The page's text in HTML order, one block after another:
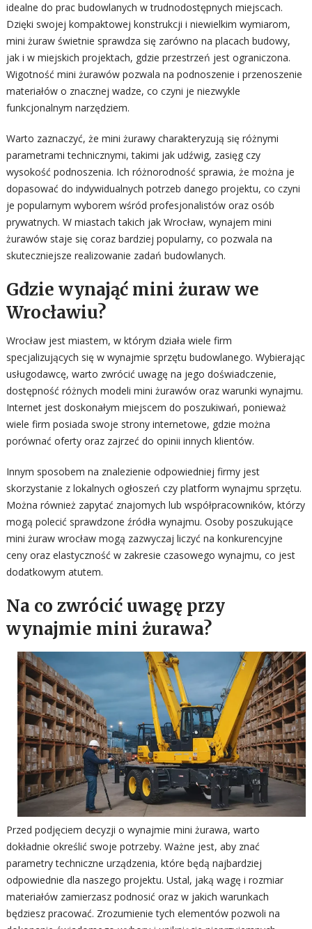
idealne do prac budowlanych w trudnodostępnych miejscach.
Dzięki swojej kompaktowej konstrukcji i niewielkim wymiarom,
mini żuraw świetnie sprawdza się zarówno na placach budowy,
jak i w miejskich projektach, gdzie przestrzeń jest ograniczona.
Wigotność mini żurawów pozwala na podnoszenie i przenoszenie
materiałów o znacznej wadze, co czyni je niezwykle
funkcjonalnym narzędziem.
Warto zaznaczyć, że mini żurawy charakteryzują się różnymi
parametrami technicznymi, takimi jak udźwig, zasięg czy
wysokość podnoszenia. Ich różnorodność sprawia, że można je
dopasować do indywidualnych potrzeb danego projektu, co czyni
je popularnym wyborem wśród profesjonalistów oraz osób
prywatnych. W miastach takich jak Wrocław, wynajem mini
żurawów staje się coraz bardziej popularny, co pozwala na
skuteczniejsze realizowanie zadań budowlanych.
Gdzie wynająć mini żuraw we
Wrocławiu?
Wrocław jest miastem, w którym działa wiele firm
specjalizujących się w wynajmie sprzętu budowlanego. Wybierając
usługodawcę, warto zwrócić uwagę na jego doświadczenie,
dostępność różnych modeli mini żurawów oraz warunki wynajmu.
Internet jest doskonałym miejscem do poszukiwań, ponieważ
wiele firm posiada swoje strony internetowe, gdzie można
porównać oferty oraz zajrzeć do opinii innych klientów.
Innym sposobem na znalezienie odpowiedniej firmy jest
skorzystanie z lokalnych ogłoszeń czy platform wynajmu sprzętu.
Można również zapytać znajomych lub współpracowników, którzy
mogą polecić sprawdzone źródła wynajmu. Osoby poszukujące
mini żuraw wrocław mogą zazwyczaj liczyć na konkurencyjne
ceny oraz elastyczność w zakresie czasowego wynajmu, co jest
dodatkowym atutem.
Na co zwrócić uwagę przy
wynajmie mini żurawa?
Przed podjęciem decyzji o wynajmie mini żurawa, warto
dokładnie określić swoje potrzeby. Ważne jest, aby znać
parametry techniczne urządzenia, które będą najbardziej
odpowiednie dla naszego projektu. Ustal, jaką wagę i rozmiar
materiałów zamierzasz podnosić oraz w jakich warunkach
będziesz pracować. Zrozumienie tych elementów pozwoli na